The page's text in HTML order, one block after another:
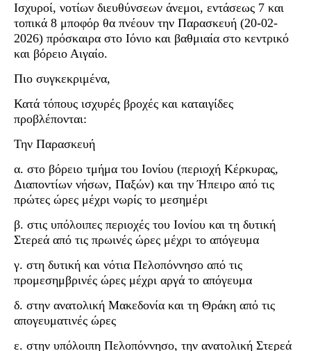
Ισχυροί, νοτίων διευθύνσεων άνεμοι, εντάσεως 7 και
τοπικά 8 μποφόρ θα πνέουν την Παρασκευή (20-02-
2026) πρόσκαιρα στο Ιόνιο και βαθμιαία στο κεντρικό
και βόρειο Αιγαίο.
Πιο συγκεκριμένα,
Κατά τόπους ισχυρές βροχές και καταιγίδες
προβλέπονται:
Την Παρασκευή
α. στο βόρειο τμήμα του Ιονίου (περιοχή Κέρκυρας,
Διαποντίων νήσων, Παξών) και την Ήπειρο από τις
πρώτες ώρες μέχρι νωρίς το μεσημέρι
β. στις υπόλοιπες περιοχές του Ιονίου και τη δυτική
Στερεά από τις πρωινές ώρες μέχρι το απόγευμα
γ. στη δυτική και νότια Πελοπόννησο από τις
προμεσημβρινές ώρες μέχρι αργά το απόγευμα
δ. στην ανατολική Μακεδονία και τη Θράκη από τις
απογευματινές ώρες
ε. στην υπόλοιπη Πελοπόννησο, την ανατολική Στερεά